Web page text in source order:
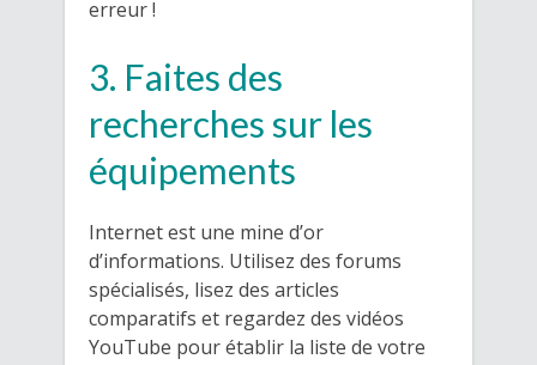
erreur !
3. Faites des
recherches sur les
équipements
Internet est une mine d’or
d’informations. Utilisez des forums
spécialisés, lisez des articles
comparatifs et regardez des vidéos
YouTube pour établir la liste de votre